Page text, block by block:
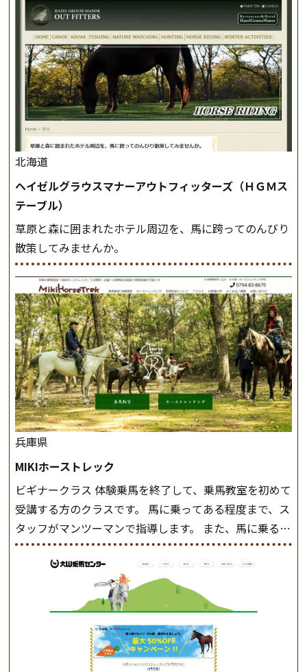
北海道
ヘイゼルグラウスマナーアウトフィッターズ（ＨＧＭス
テーブル）
草原と森に囲まれたホテル周辺を、馬に跨ってのんびり
散策してみませんか。
兵庫県
MIKIホーストレック
ビギナークラス 体験乗馬を終了して、乗馬教室を初めて
受講する方のクラスです。 馬に乗ってある程度まで、ス
タッフがマンツーマンで指導します。 また、馬に乗るだ
けでなく、馬の手入れや馬装（鞍などを装着する） も
このクラスで把握し、「馬に触れること」にも慣れてい
きましょう。 スタートクラス ビギナークラスで単独で
軽速歩(けいはやあし)ができるようになったら スタート
クラスへ。 グループレッスンで馬のスピードを調整し
ながら 軽速歩・正反撞(せいはんどう)を学びます。 安定
した手綱操作と軽速歩・正反撞ができるようになれば